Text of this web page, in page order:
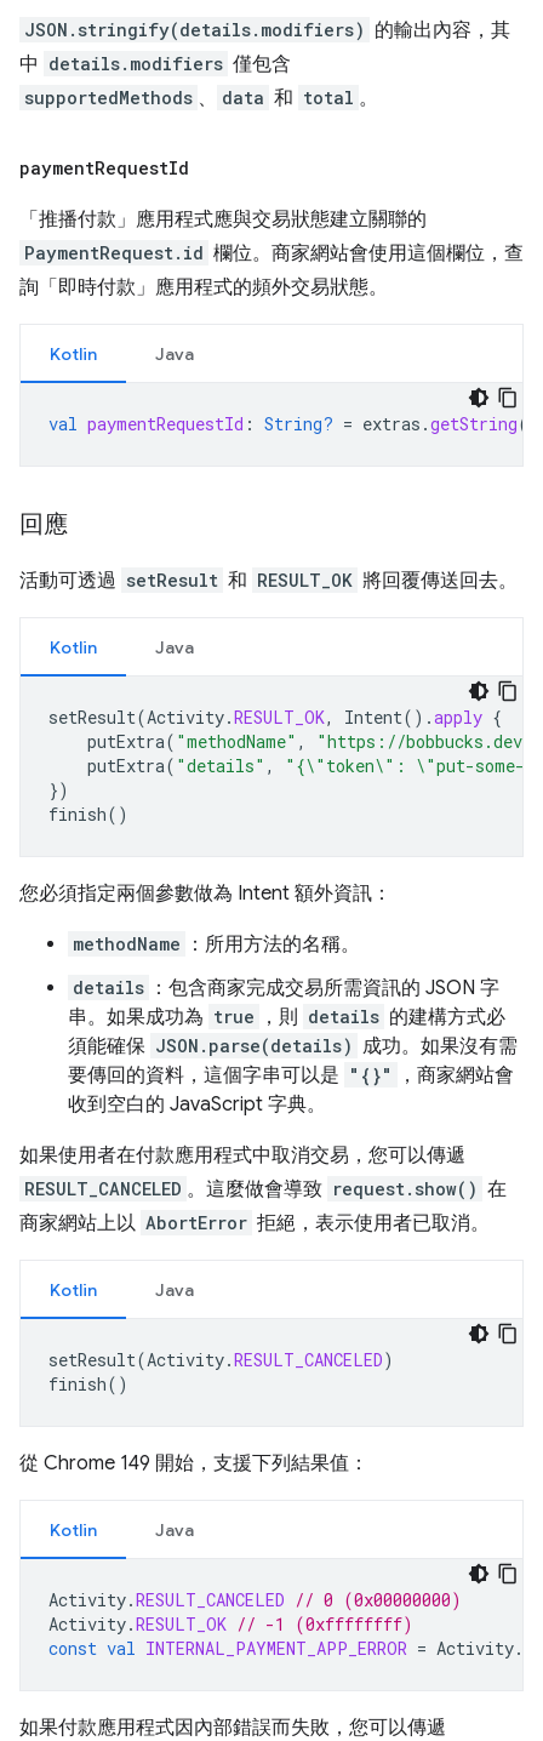
JSON.stringify(details.modifiers) 的輸出內容，其
中 details.modifiers 僅包含
supportedMethods 、 data 和 total 。
paymentRequestId
「推播付款」應用程式應與交易狀態建立關聯的
PaymentRequest.id 欄位。商家網站會使用這個欄位，查
詢「即時付款」應用程式的頻外交易狀態。
Kotlin Java
val paymentRequestId : String? = extras .getString(
回應
活動可透過 setResult 和 RESULT_OK 將回覆傳送回去。
Kotlin Java
setResult(Activity.RESULT_OK, Intent().apply {
putExtra( "methodName" ,
"https://bobbucks.dev/
putExtra( "details" ,
"{\"token\": \"put-some-
})
finish()
您必須指定兩個參數做為 Intent 額外資訊：
methodName ：所用方法的名稱。
details ：包含商家完成交易所需資訊的 JSON 字
串。如果成功為 true ，則 details 的建構方式必
須能確保 JSON.parse(details) 成功。如果沒有需
要傳回的資料，這個字串可以是 "{}"
，商家網站會
收到空白的 JavaScript 字典。
如果使用者在付款應用程式中取消交易，您可以傳遞
RESULT_CANCELED 。這麼做會導致 request.show() 在
商家網站上以 AbortError 拒絕，表示使用者已取消。
Kotlin Java
setResult(Activity.RESULT_CANCELED)
finish()
從 Chrome 149 開始，支援下列結果值：
Kotlin Java
Activity.RESULT_CANCELED // 0 (0x00000000)
Activity.RESULT_OK // -1 (0xffffffff)
const val INTERNAL_PAYMENT_APP_ERROR = Activity.
如果付款應用程式因內部錯誤而失敗，您可以傳遞